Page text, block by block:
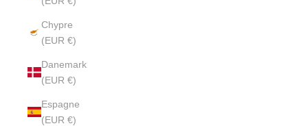
Chypre
(EUR €)
Danemark
(EUR €)
Espagne
(EUR €)